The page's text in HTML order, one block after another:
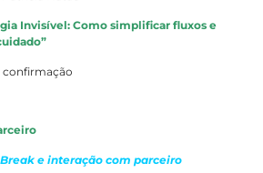
Invisível: Como simplificar fluxos e
confirmação
Break e interação com parceiro